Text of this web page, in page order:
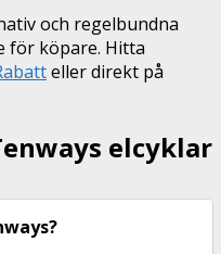
och regelbundna
för köpare. Hitta
eller direkt på
elcyklar